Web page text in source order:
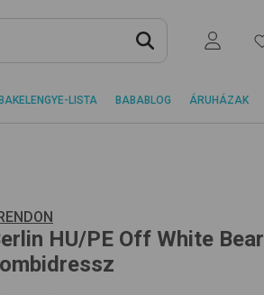
LISTA BABABLOG ÁRUHÁZAK
HU/PE Off White Bear